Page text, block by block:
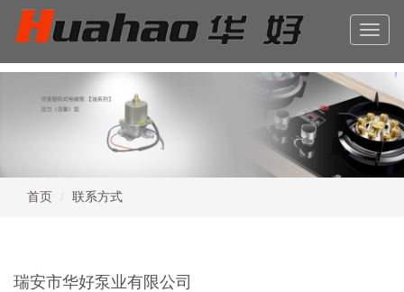
Toggle
首页 联系方式
瑞安市华好泵业有限公司